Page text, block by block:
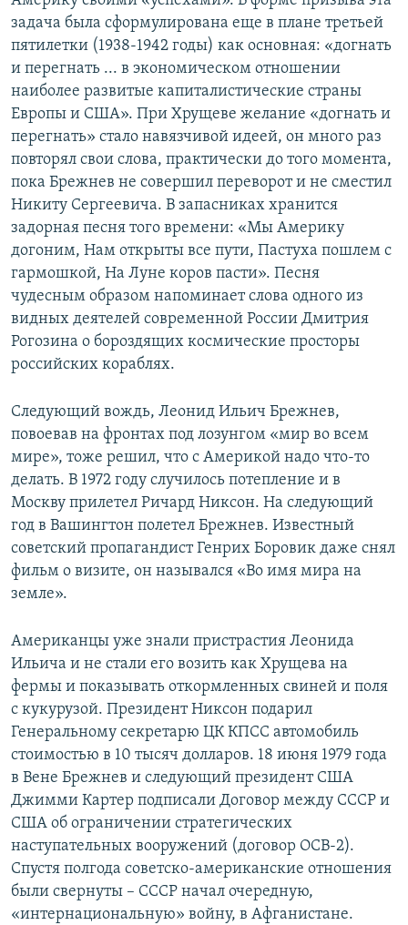
задача была сформулирована еще в плане третьей
пятилетки (1938-1942 годы) как основная: «догнать
и перегнать ... в экономическом отношении
наиболее развитые капиталистические страны
Европы и США». При Хрущеве желание «догнать и
перегнать» стало навязчивой идеей, он много раз
повторял свои слова, практически до того момента,
пока Брежнев не совершил переворот и не сместил
Никиту Сергеевича. В запасниках хранится
задорная песня того времени: «Мы Америку
догоним, Нам открыты все пути, Пастуха пошлем с
гармошкой, На Луне коров пасти». Песня
чудесным образом напоминает слова одного из
видных деятелей современной России Дмитрия
Рогозина о бороздящих космические просторы
российских кораблях.
Следующий вождь, Леонид Ильич Брежнев,
повоевав на фронтах под лозунгом «мир во всем
мире», тоже решил, что с Америкой надо что-то
делать. В 1972 году случилось потепление и в
Москву прилетел Ричард Никсон. На следующий
год в Вашингтон полетел Брежнев. Известный
советский пропагандист Генрих Боровик даже снял
фильм о визите, он назывался «Во имя мира на
земле».
Американцы уже знали пристрастия Леонида
Ильича и не стали его возить как Хрущева на
фермы и показывать откормленных свиней и поля
с кукурузой. Президент Никсон подарил
Генеральному секретарю ЦК КПСС автомобиль
стоимостью в 10 тысяч долларов. 18 июня 1979 года
в Вене Брежнев и следующий президент США
Джимми Картер подписали Договор между СССР и
США об ограничении стратегических
наступательных вооружений (договор ОСВ-2).
Спустя полгода советско-американские отношения
были свернуты – СССР начал очередную,
«интернациональную» войну, в Афганистане.